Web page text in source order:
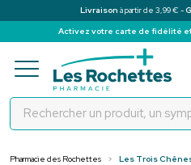
Livraison à partir de 3,99 € -
Activez votre carte de fidélité
Pharmacie des Rochettes Les Trois